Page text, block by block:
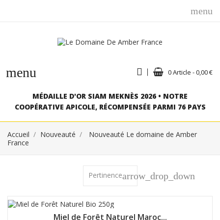
menu
menu 0 Article - 0,00 €
MÉDAILLE D'OR SIAM MEKNÈS 2026 • NOTRE
COOPÉRATIVE APICOLE, RÉCOMPENSÉE PARMI 76 PAYS
Accueil Nouveauté
Nouveauté Le domaine de Amber
France
Pertinencearrow_drop_down
Miel de Forêt Naturel Maroc...